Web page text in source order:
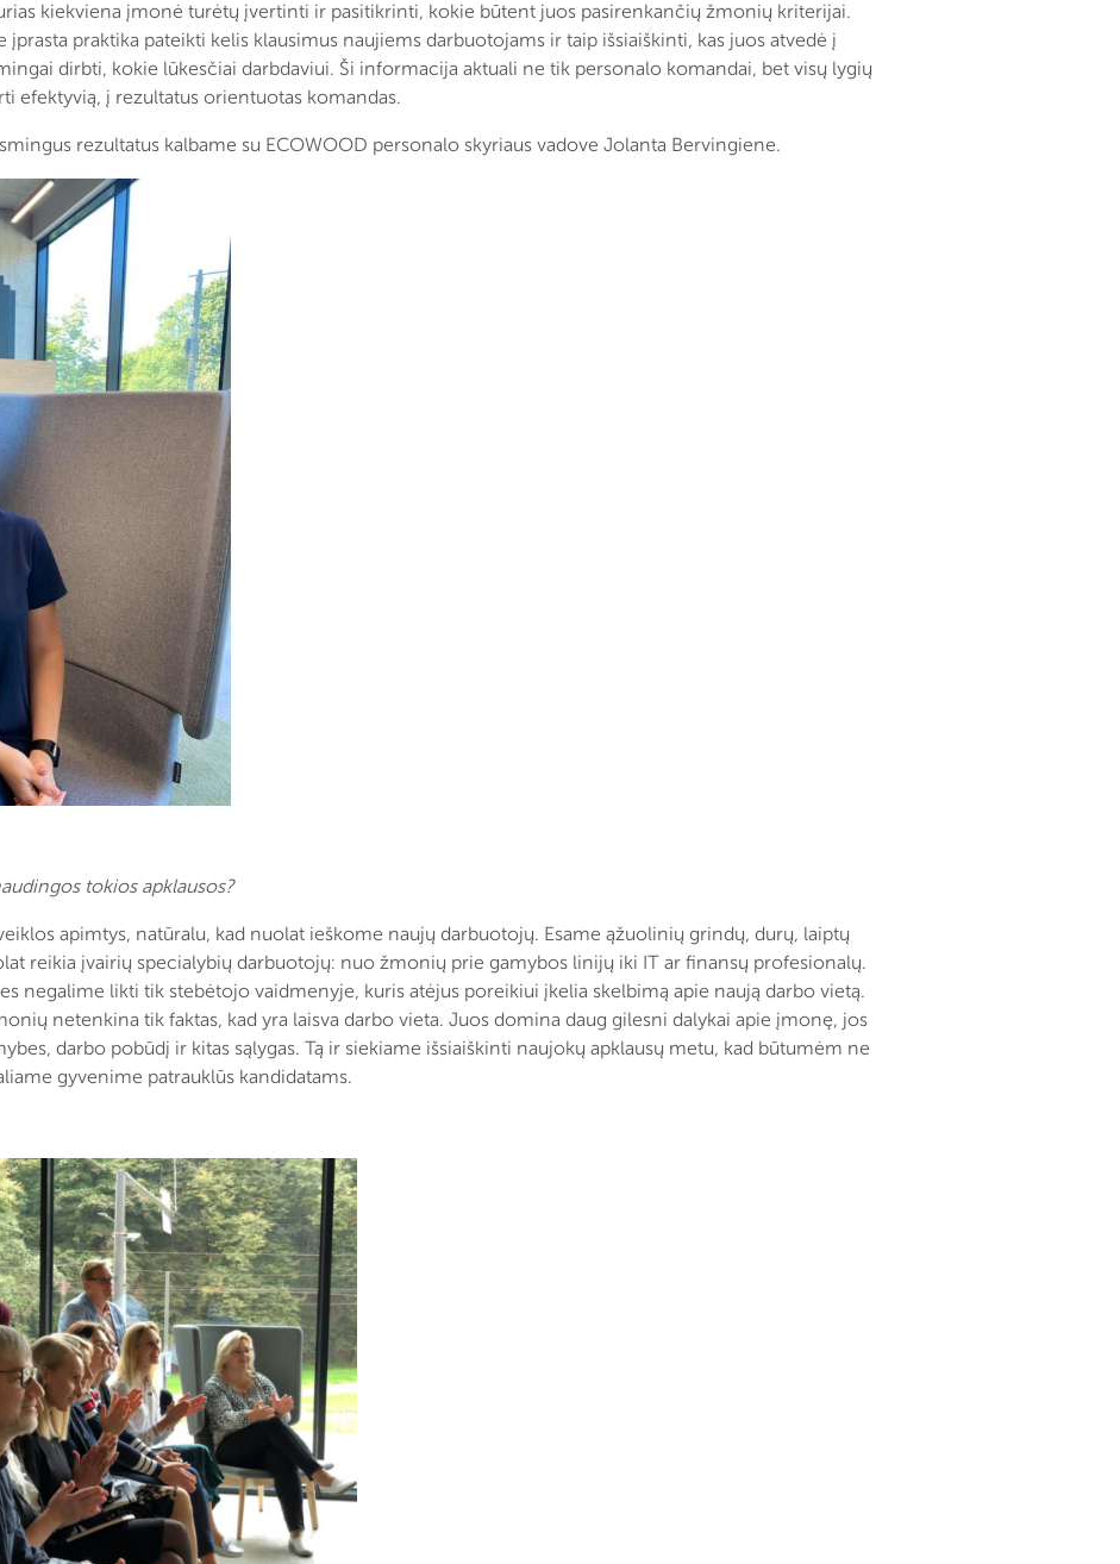
kiekviena įmonė turėtų įvertinti ir pasitikrinti, kokie būtent juos pasirenkančių žmonių kriterijai.
įprasta praktika pateikti kelis klausimus naujiems darbuotojams ir taip išsiaiškinti, kas juos atvedė į
dirbti, kokie lūkesčiai darbdaviui. Ši informacija aktuali ne tik personalo komandai, bet visų lygių
efektyvią, į rezultatus orientuotas komandas.
rezultatus kalbame su ECOWOOD personalo skyriaus vadove Jolanta Bervingiene.
tokios apklausos?
apimtys, natūralu, kad nuolat ieškome naujų darbuotojų. Esame ąžuolinių grindų, durų, laiptų
reikia įvairių specialybių darbuotojų: nuo žmonių prie gamybos linijų iki IT ar finansų profesionalų.
negalime likti tik stebėtojo vaidmenyje, kuris atėjus poreikiui įkelia skelbimą apie naują darbo vietą.
netenkina tik faktas, kad yra laisva darbo vieta. Juos domina daug gilesni dalykai apie įmonę, jos
darbo pobūdį ir kitas sąlygas. Tą ir siekiame išsiaiškinti naujokų apklausų metu, kad būtumėm ne
gyvenime patrauklūs kandidatams.